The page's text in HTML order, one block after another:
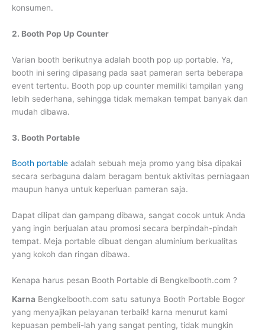
konsumen.
2. Booth Pop Up Counter
Varian booth berikutnya adalah booth pop up portable. Ya,
booth ini sering dipasang pada saat pameran serta beberapa
event tertentu. Booth pop up counter memiliki tampilan yang
lebih sederhana, sehingga tidak memakan tempat banyak dan
mudah dibawa.
3. Booth Portable
Booth portable adalah sebuah meja promo yang bisa dipakai
secara serbaguna dalam beragam bentuk aktivitas perniagaan
maupun hanya untuk keperluan pameran saja.
Dapat dilipat dan gampang dibawa, sangat cocok untuk Anda
yang ingin berjualan atau promosi secara berpindah-pindah
tempat. Meja portable dibuat dengan aluminium berkualitas
yang kokoh dan ringan dibawa.
Kenapa harus pesan Booth Portable di Bengkelbooth.com ?
Karna Bengkelbooth.com satu satunya Booth Portable Bogor
yang menyajikan pelayanan terbaik! karna menurut kami
kepuasan pembeli-lah yang sangat penting, tidak mungkin